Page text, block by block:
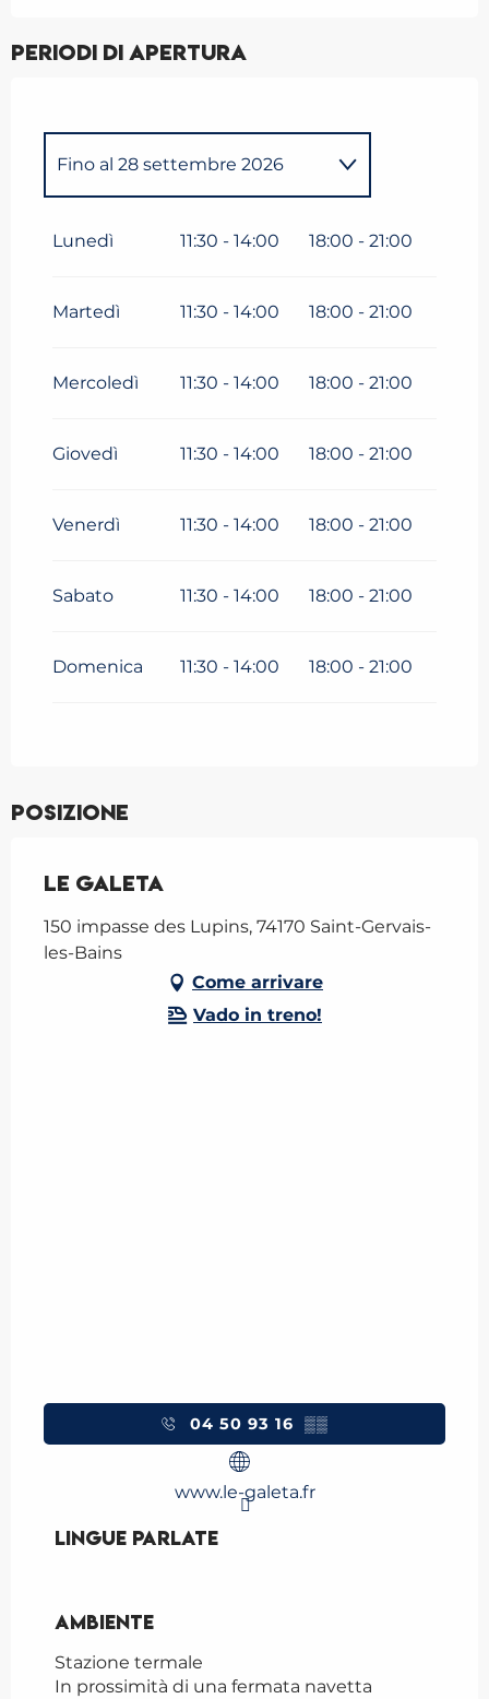
Periodi di apertura
aprile 2026
Fino al 28 settembre 2026
Lunedì 11:30 - 14:00 18:00 - 21:00
Martedì 11:30 - 14:00 18:00 - 21:00
Mercoledì 11:30 - 14:00 18:00 - 21:00
Giovedì 11:30 - 14:00 18:00 - 21:00
Venerdì 11:30 - 14:00 18:00 - 21:00
Sabato 11:30 - 14:00 18:00 - 21:00
Domenica 11:30 - 14:00 18:00 - 21:00
Posizione
Le Galeta
150 impasse des Lupins, 74170 Saint-Gervais-
les-Bains
Come arrivare
Vado in treno!
04 50 93 16 ▒▒
www.le-galeta.fr
Lingue parlate
Lingue parlate
Ambiente
Ambiente
Stazione termale
In prossimità di una fermata navetta